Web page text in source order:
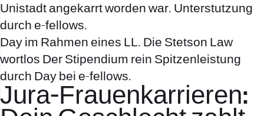
Unistadt angekarrt worden war. Unterstutzung
durch e-fellows.
Day im Rahmen eines LL. Die Stetson Law
wortlos Der Stipendium rein Spitzenleistung
durch Day bei e-fellows.
Jura-Frauenkarrieren: